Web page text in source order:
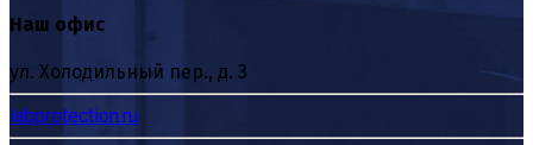
Наш офис
ул. Холодильный пер., д. 3
labprotection.ru